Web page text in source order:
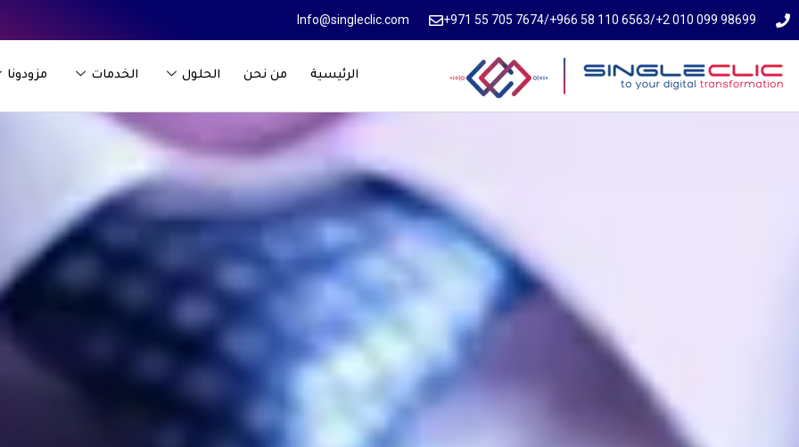
/
⁦+971 55 705 7674⁩
Info@singleclic.com
الرئيسية من نحن الحلول الخدمات مزودونا